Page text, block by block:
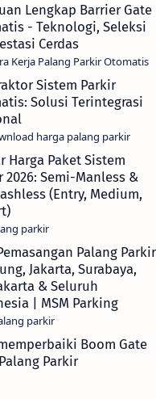
Lengkap Barrier Gate
- Teknologi, Seleksi
Cerdas
Sistem Parkir
Solusi Terintegrasi
Harga Paket Sistem
2026: Semi-Manless &
(Entry, Medium,
Palang Parkir
Jakarta, Surabaya,
& Seluruh
| MSM Parking
Boom Gate
Parkir